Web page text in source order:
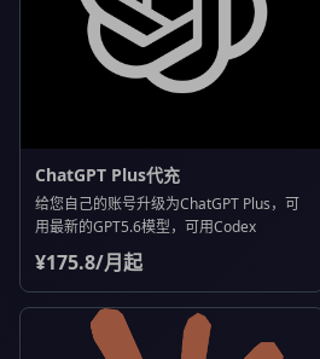
ChatGPT Plus代充
给您自己的账号升级为ChatGPT Plus，可
用最新的GPT5.6模型，可用Codex
¥175.8/月起